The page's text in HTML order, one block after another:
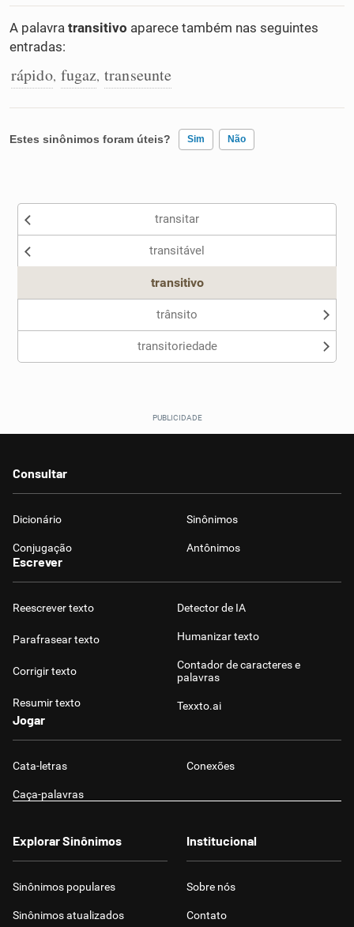
Dicionário
A palavra transitivo aparece também nas seguintes
entradas:
rápido, fugaz, transeunte
Estes sinônimos foram úteis? Sim Não
Nenhum dos sinônimos apresentados me ajudou
transitar
transitável
transitivo
trânsito
transitoriedade
Consultar
Dicionário Sinônimos
Conjugação Antônimos
Escrever
Reescrever texto
Parafrasear texto
Corrigir texto
Resumir texto
Detector de IA
Humanizar texto
Contador de caracteres e
palavras
Texxto.ai
Jogar
Cata-letras Conexões
Caça-palavras
Explorar Sinônimos
Sinônimos populares
Sinônimos atualizados
Institucional
Sobre nós
Contato